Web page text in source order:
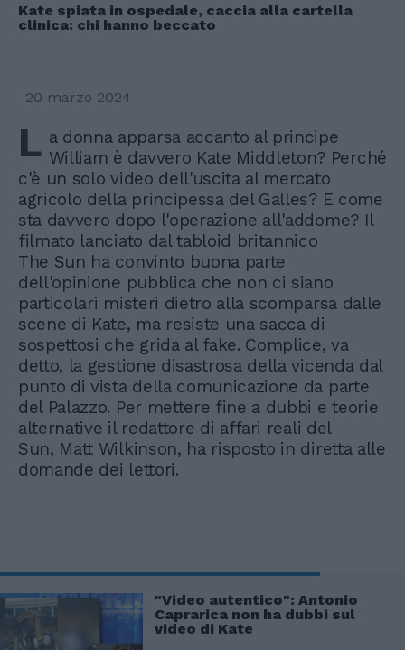
Kate spiata in ospedale, caccia alla cartella
clinica: chi hanno beccato
20 marzo 2024
L a donna apparsa accanto al principe
William è davvero Kate Middleton? Perché
c'è un solo video dell'uscita al mercato
agricolo della principessa del Galles? E come
sta davvero dopo l'operazione all'addome? Il
filmato lanciato dal tabloid britannico
The Sun ha convinto buona parte
dell'opinione pubblica che non ci siano
particolari misteri dietro alla scomparsa dalle
scene di Kate, ma resiste una sacca di
sospettosi che grida al fake. Complice, va
detto, la gestione disastrosa della vicenda dal
punto di vista della comunicazione da parte
del Palazzo. Per mettere fine a dubbi e teorie
alternative il redattore di affari reali del
Sun, Matt Wilkinson, ha risposto in diretta alle
domande dei lettori.
"Video autentico": Antonio
Caprarica non ha dubbi sul
video di Kate